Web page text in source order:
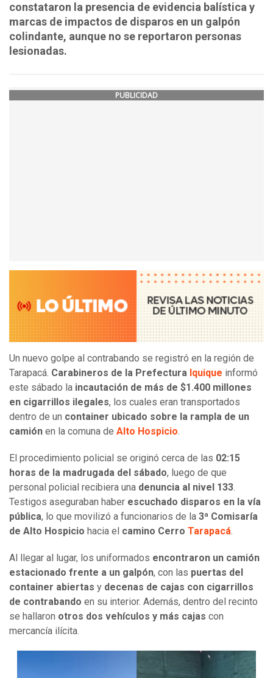
constataron la presencia de evidencia balística y
marcas de impactos de disparos en un galpón
colindante, aunque no se reportaron personas
lesionadas.
PUBLICIDAD
Un nuevo golpe al contrabando se registró en la región de
Tarapacá. Carabineros de la Prefectura Iquique informó
este sábado la incautación de más de $1.400 millones
en cigarrillos ilegales, los cuales eran transportados
dentro de un container ubicado sobre la rampla de un
camión en la comuna de Alto Hospicio.
El procedimiento policial se originó cerca de las 02:15
horas de la madrugada del sábado, luego de que
personal policial recibiera una denuncia al nivel 133.
Testigos aseguraban haber escuchado disparos en la vía
pública, lo que movilizó a funcionarios de la 3ª Comisaría
de Alto Hospicio hacia el camino Cerro Tarapacá.
Al llegar al lugar, los uniformados encontraron un camión
estacionado frente a un galpón, con las puertas del
container abiertas y decenas de cajas con cigarrillos
de contrabando en su interior. Además, dentro del recinto
se hallaron otros dos vehículos y más cajas con
mercancía ilícita.